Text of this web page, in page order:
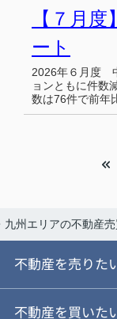
【７月
ート
2026年６月度
ョンともに件数
数は76件で前年
九州エリアの不動産
不動産を売りた
ご売却ガイド
不動産を買いた